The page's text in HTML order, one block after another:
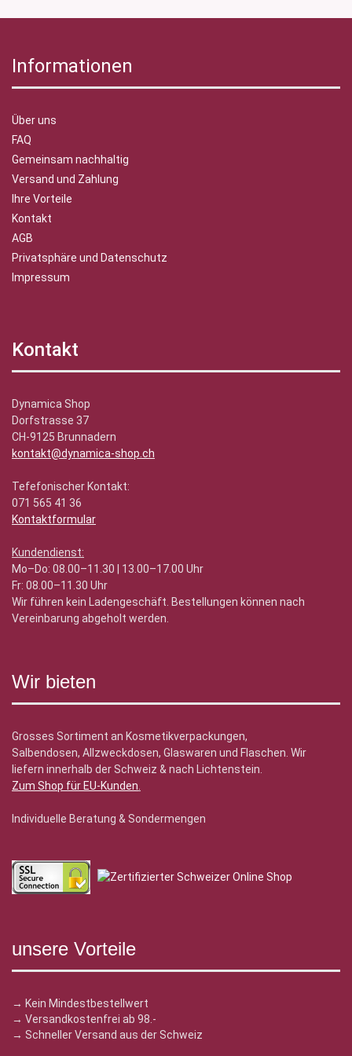
Informationen
Über uns
FAQ
Gemeinsam nachhaltig
Versand und Zahlung
Ihre Vorteile
Kontakt
AGB
Privatsphäre und Datenschutz
Impressum
Kontakt
Dynamica Shop
Dorfstrasse 37
CH-9125 Brunnadern
kontakt@dynamica-shop.ch
Tefefonischer Kontakt:
071 565 41 36
Kontaktformular
Kundendienst:
Mo–Do: 08.00–11.30 | 13.00–17.00 Uhr
Fr: 08.00–11.30 Uhr
Wir führen kein Ladengeschäft. Bestellungen können nach
Vereinbarung abgeholt werden.
Wir bieten
Grosses Sortiment an Kosmetikverpackungen,
Salbendosen, Allzweckdosen, Glaswaren und Flaschen. Wir
liefern innerhalb der Schweiz & nach Lichtenstein.
Zum Shop für EU-Kunden.
Individuelle Beratung & Sondermengen
unsere Vorteile
→ Kein Mindestbestellwert
→ Versandkostenfrei ab 98.-
→ Schneller Versand aus der Schweiz